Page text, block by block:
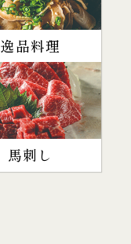
逸品料理
馬刺し